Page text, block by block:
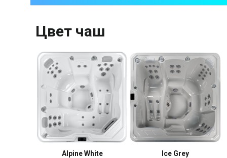
Цвет чаш
Alpine White Ice Grey